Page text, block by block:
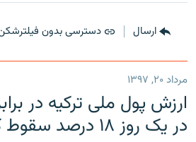
ارسال دسترسی بدون
مرداد ۲۰, ۱۳۹۷
ارزش پول ملی ترکیه در
در یک روز ۱۸ درصد سقوط کرد